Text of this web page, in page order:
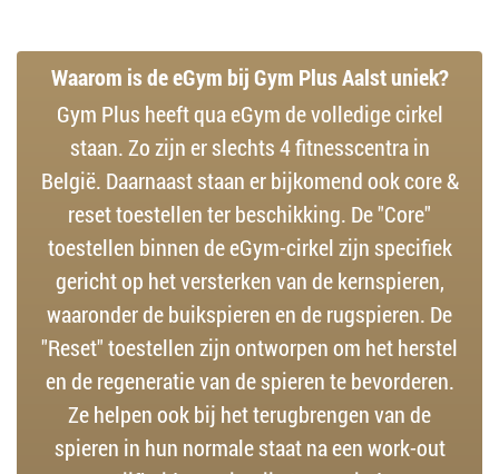
Waarom is de eGym bij Gym Plus Aalst uniek?
Gym Plus heeft qua eGym de volledige cirkel
staan. Zo zijn er slechts 4 fitnesscentra in
België. Daarnaast staan er bijkomend ook core &
reset toestellen ter beschikking. De "Core"
toestellen binnen de eGym-cirkel zijn specifiek
gericht op het versterken van de kernspieren,
waaronder de buikspieren en de rugspieren. De
"Reset" toestellen zijn ontworpen om het herstel
en de regeneratie van de spieren te bevorderen.
Ze helpen ook bij het terugbrengen van de
spieren in hun normale staat na een work-out